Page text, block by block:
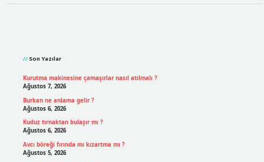
Son Yazılar
Kurutma makinesine çamaşırlar nasıl atılmalı ?
Ağustos 7, 2026
Burkan ne anlama gelir ?
Ağustos 6, 2026
Kuduz tırnaktan bulaşır mı ?
Ağustos 6, 2026
Avcı böreği fırında mı kızartma mı ?
Ağustos 5, 2026